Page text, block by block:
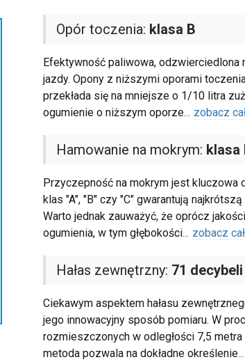
Opór toczenia: klasa B
Efektywność paliwowa,
jazdy. Opony z niższymi oporami
przekłada się na mniejsze o 1/10 litra
ogumienie o niższym oporze... zobacz
Hamowanie na mokrym: klasa
Przyczepność na mokrym jest kluczowa
klas "A", "B" czy "C" gwarantują
Warto jednak zauważyć, że oprócz
ogumienia, w tym głębokości... zobacz
Hałas zewnętrzny: 71 decybeli
Ciekawym aspektem hałasu
jego innowacyjny sposób pomiaru. W
rozmieszczonych w odległości 7,5
metoda pozwala na dokładne określenie...